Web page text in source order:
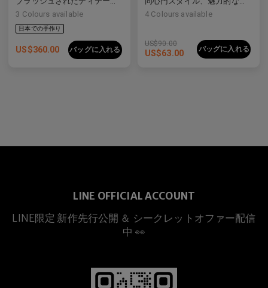
3 Colours available
US$360.00 バッグに入れる
4 Colours available
US$90.00
US$63.00 バッグに入れる
LINE OFFICIAL ACCOUNT
LINE限定 新作先行公開 ＆ シークレットオファー配信
中 👀